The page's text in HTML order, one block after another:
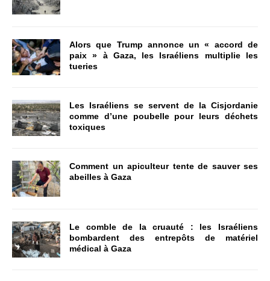
Alors que Trump annonce un « accord de
paix » à Gaza, les Israéliens multiplie les
tueries
Les Israéliens se servent de la Cisjordanie
comme d’une poubelle pour leurs déchets
toxiques
Comment un apiculteur tente de sauver ses
abeilles à Gaza
Le comble de la cruauté : les Israéliens
bombardent des entrepôts de matériel
médical à Gaza